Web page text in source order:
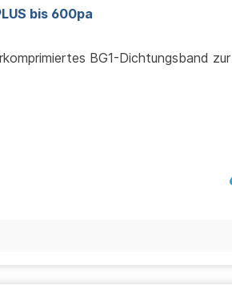
bis 600pa
BG1-Dichtungsband